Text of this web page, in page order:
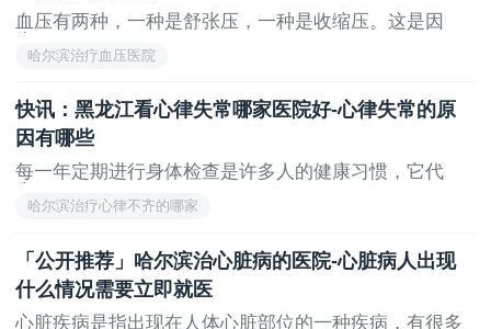
血压有两种，一种是舒张压，一种是收缩压。这是因
哈尔滨治疗血压医院
快讯：黑龙江看心律失常哪家医院好-心律失常的原
因有哪些
每一年定期进行身体检查是许多人的健康习惯，它代
哈尔滨治疗心律不齐的哪家
「公开推荐」哈尔滨治心脏病的医院-心脏病人出现
什么情况需要立即就医
心脏疾病是指出现在人体心脏部位的一种疾病，有很多